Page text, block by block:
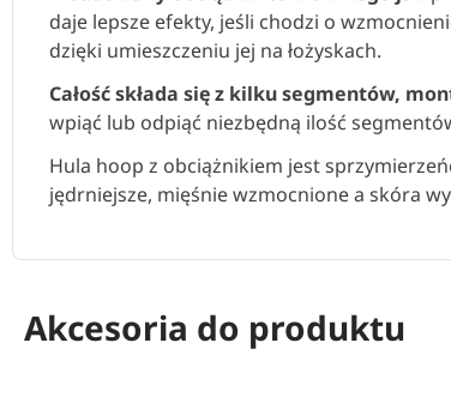
daje lepsze efekty, jeśli chodzi o
dzięki umieszczeniu jej na łożyskach.
Całość składa się z kilku segmentów,
wpiąć lub odpiąć niezbędną ilość
Hula hoop z obciążnikiem jest
jędrniejsze, mięśnie wzmocnione a skóra
Akcesoria do produktu